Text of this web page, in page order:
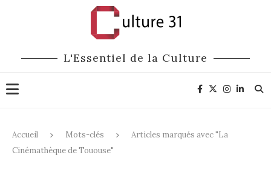
L'Essentiel de la Culture
Accueil Mots-clés
Articles marqués avec "La
Cinémathèque de Tououse"